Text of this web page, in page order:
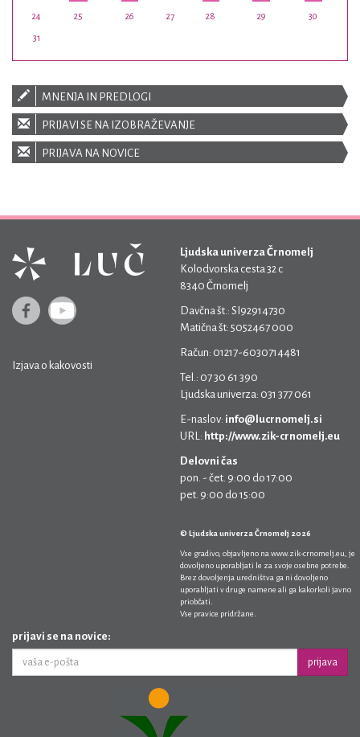
24 25 26 27 28 29 30
31
MNENJA IN PREDLOGI
PRIJAVI SE NA IZOBRAŽEVANJE
PRIJAVA NA NOVICE
Izjava o kakovosti
Ljudska univerza Črnomelj
Kolodvorska cesta 32 c
8340 Črnomelj
Davčna št.: SI92914730
Matična št: 5052467 000
Račun: 01217-6030714481
Tel.: 07 30 61 390
Ljudska univerza: 031 377 061
E-naslov: info@lucrnomelj.si
URL: http://www.zik-crnomelj.eu
Delovni čas
pon. - čet. 9:00 do 17:00
pet. 9:00 do 15:00
© Ljudska univerza Črnomelj 2026
Vse gradivo, objavljeno na www.zik-crnomelj.eu , je
dovoljeno uporabljati le za svoje osebne potrebe.
Brez dovoljenja uredništva ga ni dovoljeno
uporabljati v druge namene ali ga kakorkoli javno
priobčati.
Vse pravice pridržane.
prijavi se na novice:
prijava